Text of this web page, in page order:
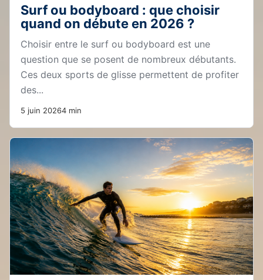
Surf ou bodyboard : que choisir
quand on débute en 2026 ?
Choisir entre le surf ou bodyboard est une
question que se posent de nombreux débutants.
Ces deux sports de glisse permettent de profiter
des...
5 juin 20264 min